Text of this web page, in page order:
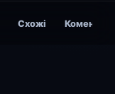
Схожі Коментарі